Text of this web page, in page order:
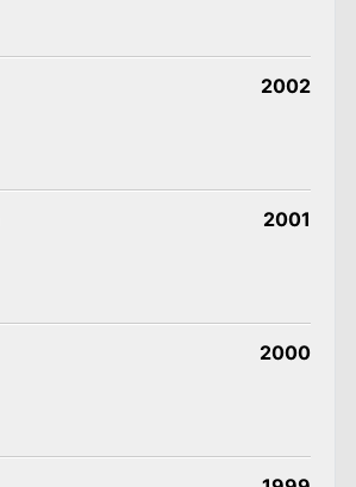
2002
2001
2000